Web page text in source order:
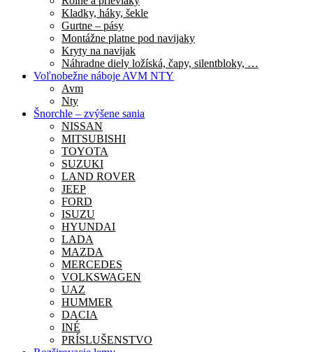
Kladky, háky, šekle
Gurtne – pásy
Montážne platne pod navijaky
Kryty na navijak
Náhradne diely ložíská, čapy, silentbloky, …
Voľnobežne náboje AVM NTY
Avm
Nty
Šnorchle – zvýšene sania
NISSAN
MITSUBISHI
TOYOTA
SUZUKI
LAND ROVER
JEEP
FORD
ISUZU
HYUNDAI
LADA
MAZDA
MERCEDES
VOLKSWAGEN
UAZ
HUMMER
DACIA
INÉ
PRÍSLUŠENSTVO